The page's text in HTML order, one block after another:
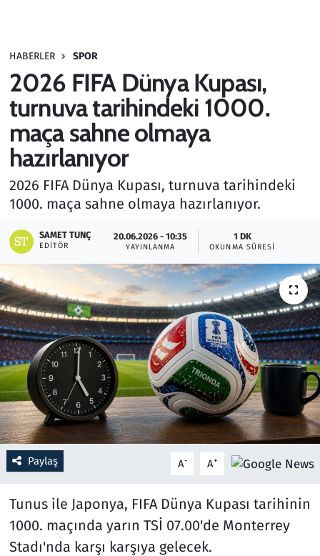
HABERLER SPOR
2026 FIFA Dünya Kupası,
turnuva tarihindeki 1000.
maça sahne olmaya
hazırlanıyor
2026 FIFA Dünya Kupası, turnuva tarihindeki
1000. maça sahne olmaya hazırlanıyor.
SAMET TUNÇ
EDITÖR
20.06.2026 - 10:35
YAYINLANMA
1 DK
OKUNMA SÜRESI
Paylaş A- A+
Tunus ile Japonya, FIFA Dünya Kupası tarihinin
1000. maçında yarın TSİ 07.00'de Monterrey
Stadı'nda karşı karşıya gelecek.
Haber
Kültür Sanat
Kurumsal Haberler
Lezzet Durağı
Memur ve Kamu
Otomobil
Ramazan
Resmi İlanlar
Rüya Tabirleri
Sağlık
Savunma Sanayi
Seçim 2023
Spor